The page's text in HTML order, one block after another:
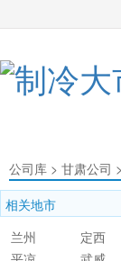
公司库 > 甘肃公司 >
相关地市
兰州
定西